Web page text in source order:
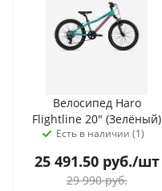
Велосипед Haro
Flightline 20" (Зелёный)
Есть в наличии (1)
25 491.50руб./шт
29 990руб.